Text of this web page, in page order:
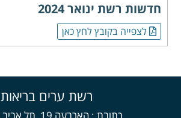
חדשות רשת ינואר 2024
לצפייה בקובץ לחץ כאן
רשת ערים בריאות